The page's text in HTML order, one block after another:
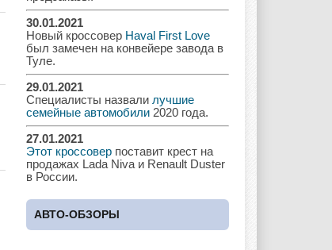
Daewoo Dodge Dongfeng
Ferrari Fiat Ford
Great Wall
30.01.2021
Новый кроссовер Haval First Love
был замечен на конвейере завода в
Туле.
29.01.2021
Специалисты назвали лучшие
семейные автомобили 2020 года.
27.01.2021
Этот кроссовер поставит крест на
продажах Lada Niva и Renault Duster
в России.
АВТО-ОБЗОРЫ